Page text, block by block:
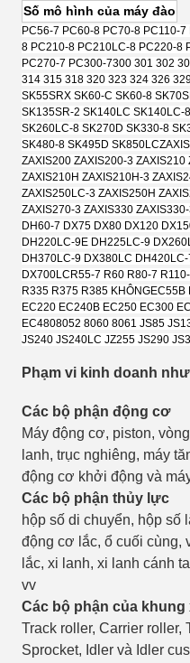
Số mô hình của máy đào
PC56-7 PC60-8 PC70-8 PC110-
8 PC210-8 PC210LC-8 PC220-8
PC270-7 PC300-7300 301 302
314 315 318 320 323 324 326
SK55SRX SK60-C SK60-8
SK135SR-2 SK140LC
SK260LC-8 SK270D SK330-8
SK480-8 SK495D SK850LC
ZAXIS200 ZAXIS200-3
ZAXIS210H ZAXIS210H-3
ZAXIS250LC-3 ZAXIS250H
ZAXIS270-3 ZAXIS330
DH60-7 DX75 DX80 DX120
DH220LC-9E DH225LC-9
DH370LC-9 DX380LC
DX700LC R55-7 R60 R80-7
R335 R375 R385 KHÔNGEC55B
EC220 EC240B EC250 EC300
EC4808052 8060 8061 JS85
JS240 JS240LC JZ255 JS290
Phạm vi kinh doanh
Các bộ phận động cơ
Máy động cơ, piston,
lanh, trục nghiêng, máy
động cơ khởi động và
Các bộ phận thủy lực
hộp số di chuyển, hộp số
động cơ lắc, ổ cuối cùng,
lắc, xi lanh, xi lanh cánh
vv
Các bộ phận của khung
Track roller, Carrier roller,
Sprocket, Idler và Idler